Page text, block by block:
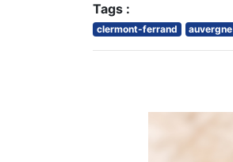
Tags :
clermont-ferrand auvergne